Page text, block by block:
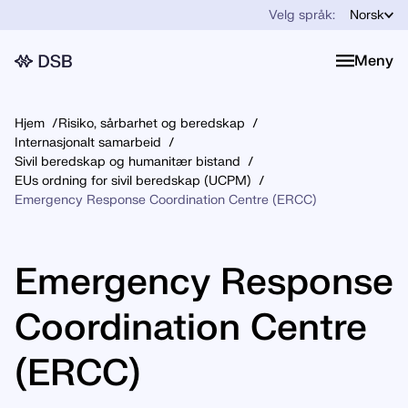
Velg språk: Norsk
Meny
Meny
Hjem
Risiko, sårbarhet og beredskap
Internasjonalt samarbeid
Sivil beredskap og humanitær bistand
EUs ordning for sivil beredskap (UCPM)
Emergency Response Coordination Centre (ERCC)
Emergency Response
Coordination Centre
(ERCC)